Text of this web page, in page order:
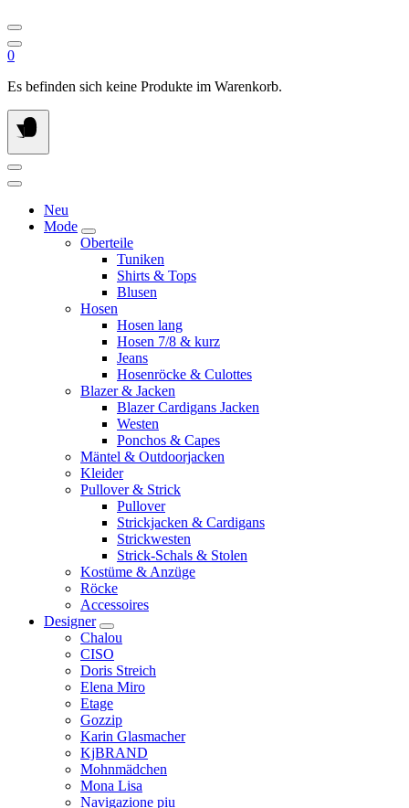
0
Es befinden sich keine Produkte im Warenkorb.
Neu
Mode
Oberteile
Tuniken
Shirts & Tops
Blusen
Hosen
Hosen lang
Hosen 7/8 & kurz
Jeans
Hosenröcke & Culottes
Blazer & Jacken
Blazer Cardigans Jacken
Westen
Ponchos & Capes
Mäntel & Outdoorjacken
Kleider
Pullover & Strick
Pullover
Strickjacken & Cardigans
Strickwesten
Strick-Schals & Stolen
Kostüme & Anzüge
Röcke
Accessoires
Designer
Chalou
CISO
Doris Streich
Elena Miro
Etage
Gozzip
Karin Glasmacher
KjBRAND
Mohnmädchen
Mona Lisa
Navigazione piu